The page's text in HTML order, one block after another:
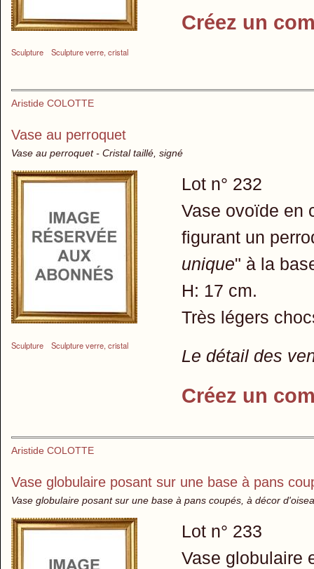
Sculpture Sculpture verre, cristal
Créez un
Aristide COLOTTE
Vase au perroquet
Vase au perroquet - Cristal taillé, signé
Sculpture Sculpture verre, cristal
Lot n° 232
Vase ovoïde en
figurant un
unique" à la
H: 17 cm.
Très légers
Le détail des
Créez un
Aristide COLOTTE
Vase globulaire posant sur une base à pans
Vase globulaire posant sur une base à pans coupés, à décor
Lot n° 233
Vase globulaire